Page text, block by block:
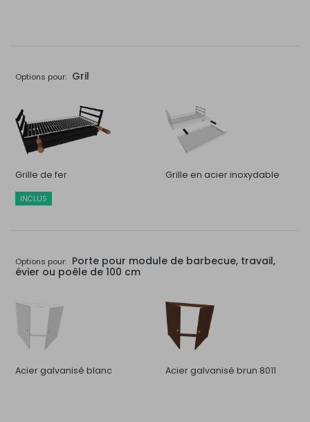
Options pour: Gril
Grille de fer
INCLUS
Grille en acier inoxydable
Options pour: Porte pour module de barbecue, travail,
évier ou poêle de 100 cm
Acier galvanisé blanc Acier galvanisé brun 8011